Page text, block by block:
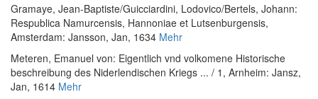
Gramaye, Jean-Baptiste/Guicciardini, Lodovico/Bertels, Johann:
Respublica Namurcensis, Hannoniae et Lutsenburgensis,
Amsterdam: Jansson, Jan, 1634 Mehr
Meteren, Emanuel von: Eigentlich vnd volkomene Historische
beschreibung des Niderlendischen Kriegs ... / 1 , Arnheim: Jansz,
Jan, 1614 Mehr